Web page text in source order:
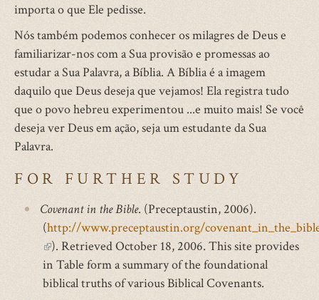
importa o que Ele pedisse.
Nós também podemos conhecer os milagres de Deus e
familiarizar-nos com a Sua provisão e promessas ao
estudar a Sua Palavra, a Bíblia. A Bíblia é a imagem
daquilo que Deus deseja que vejamos! Ela registra tudo
que o povo hebreu experimentou ...e muito mais! Se você
deseja ver Deus em ação, seja um estudante da Sua
Palavra.
FOR FURTHER STUDY
Covenant in the Bible. (Preceptaustin, 2006).
(http://www.preceptaustin.org/
(link
is
external)
). Retrieved October 18, 2006. This site provides
in Table form a summary of the foundational
biblical truths of various Biblical Covenants.